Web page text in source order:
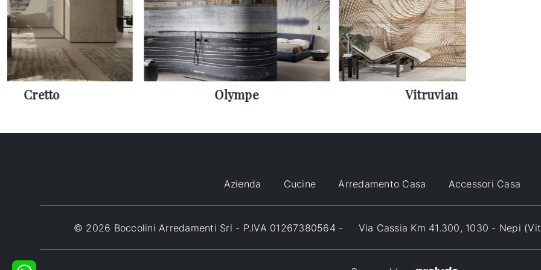
Cretto Olympe Vitruvian
Azienda Cucine Arredamento Casa Accessori Casa
© 2026 Boccolini Arredamenti Srl - P.IVA 01267380564 - Via Cassia Km 41.300, 1030 - Nepi